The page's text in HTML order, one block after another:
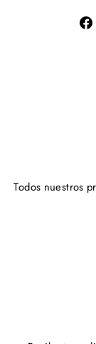
Todos nuestros